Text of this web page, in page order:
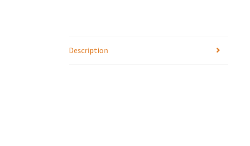
Description